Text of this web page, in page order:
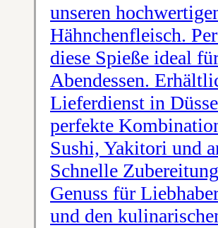
unseren
Hähnchenfleisch.
diese Spieße ideal
Abendessen.
Lieferdienst in
perfekte
Sushi, Yakitori und
Schnelle
Genuss für
und den